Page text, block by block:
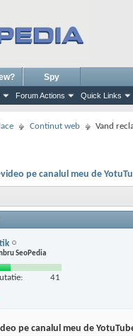
Forum Actions Quick Links
Spy
Continut web Vand
pe canalul meu de
SeoPedia
41
pe canalul meu de